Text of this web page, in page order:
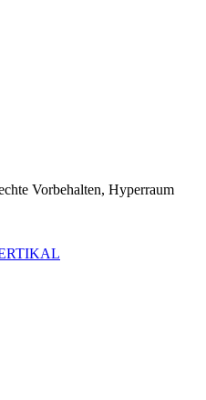
Vorbehalten, Hyperraum